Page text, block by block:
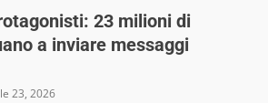
23 milioni di
a inviare messaggi
23, 2026